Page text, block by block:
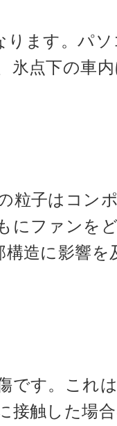
ります。パソ
氷点下の車
粒子はコン
にファンを
造に影響を
です。これ
接触した場